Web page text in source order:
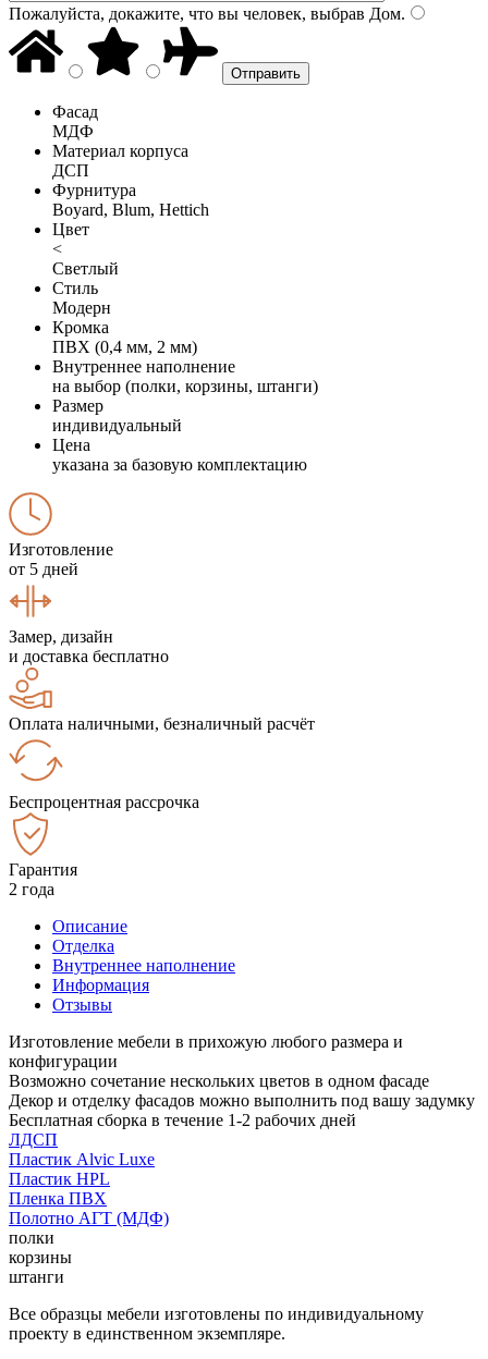
Пожалуйста, докажите, что вы человек, выбрав Дом.
Фасад
МДФ
Материал корпуса
ДСП
Фурнитура
Boyard, Blum, Hettich
Цвет
<
Светлый
Стиль
Модерн
Кромка
ПВХ (0,4 мм, 2 мм)
Внутреннее наполнение
на выбор (полки, корзины, штанги)
Размер
индивидуальный
Цена
указана за базовую комплектацию
Изготовление
от 5 дней
Замер, дизайн
и доставка бесплатно
Оплата наличными, безналичный расчёт
Беспроцентная рассрочка
Гарантия
2 года
Описание
Отделка
Внутреннее наполнение
Информация
Отзывы
Изготовление мебели в прихожую любого размера и
конфигурации
Возможно сочетание нескольких цветов в одном фасаде
Декор и отделку фасадов можно выполнить под вашу задумку
Бесплатная сборка в течение 1-2 рабочих дней
ЛДСП
Пластик Alvic Luxe
Пластик HPL
Пленка ПВХ
Полотно АГТ (МДФ)
полки
корзины
штанги
Все образцы мебели изготовлены по индивидуальному
проекту в единственном экземпляре.